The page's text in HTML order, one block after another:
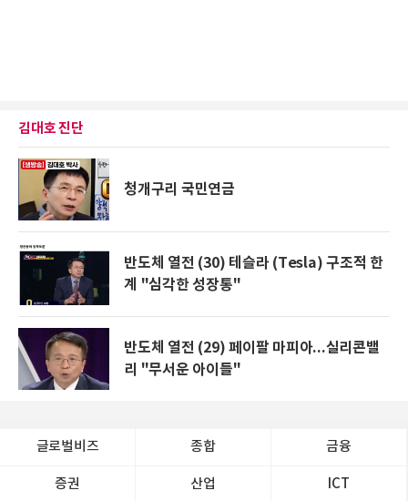
김대호 진단
청개구리 국민연금
반도체 열전 (30) 테슬라 (Tesla) 구조적 한
계 "심각한 성장통"
반도체 열전 (29) 페이팔 마피아...실리콘밸
리 "무서운 아이들"
글로벌비즈 종합 금융
증권 산업 ICT